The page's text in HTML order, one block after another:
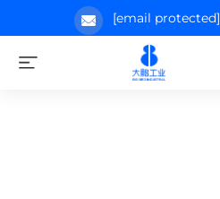
[email protected]